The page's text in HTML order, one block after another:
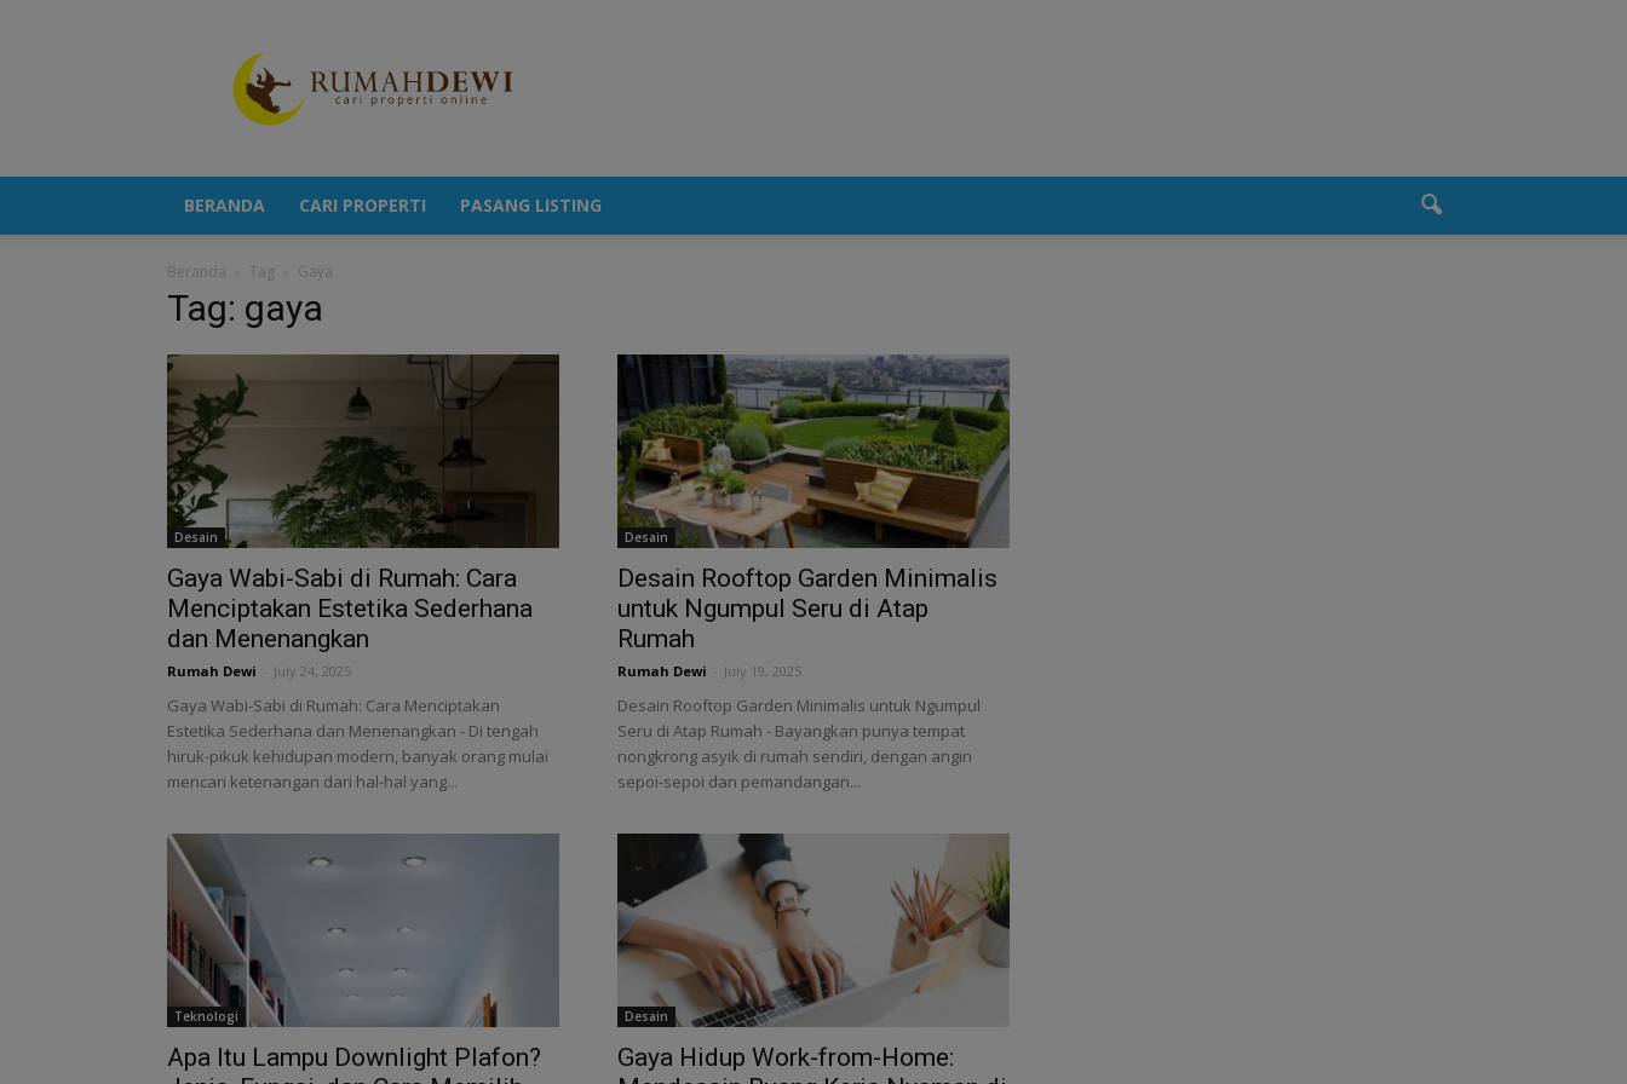
Berita
Properti
Terkini
BERANDA CARI PROPERTI PASANG LISTING
Beranda Tag Gaya
Tag: gaya
Desain
Gaya Wabi-Sabi di Rumah: Cara
Menciptakan Estetika Sederhana
dan Menenangkan
Rumah Dewi July 24, 2025
Gaya Wabi-Sabi di Rumah: Cara Menciptakan
Estetika Sederhana dan Menenangkan - Di tengah
hiruk-pikuk kehidupan modern, banyak orang mulai
mencari ketenangan dari hal-hal yang...
Desain
Desain Rooftop Garden Minimalis
untuk Ngumpul Seru di Atap
Rumah
Rumah Dewi July 19, 2025
Desain Rooftop Garden Minimalis untuk Ngumpul
Seru di Atap Rumah - Bayangkan punya tempat
nongkrong asyik di rumah sendiri, dengan angin
sepoi-sepoi dan pemandangan...
Teknologi
Apa Itu Lampu Downlight Plafon?
Desain
Gaya Hidup Work-from-Home: